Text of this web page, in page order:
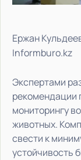
Ержан
Informburo.kz
Экспертами
рекомендации
мониторингу
животных.
свести к
устойчивость